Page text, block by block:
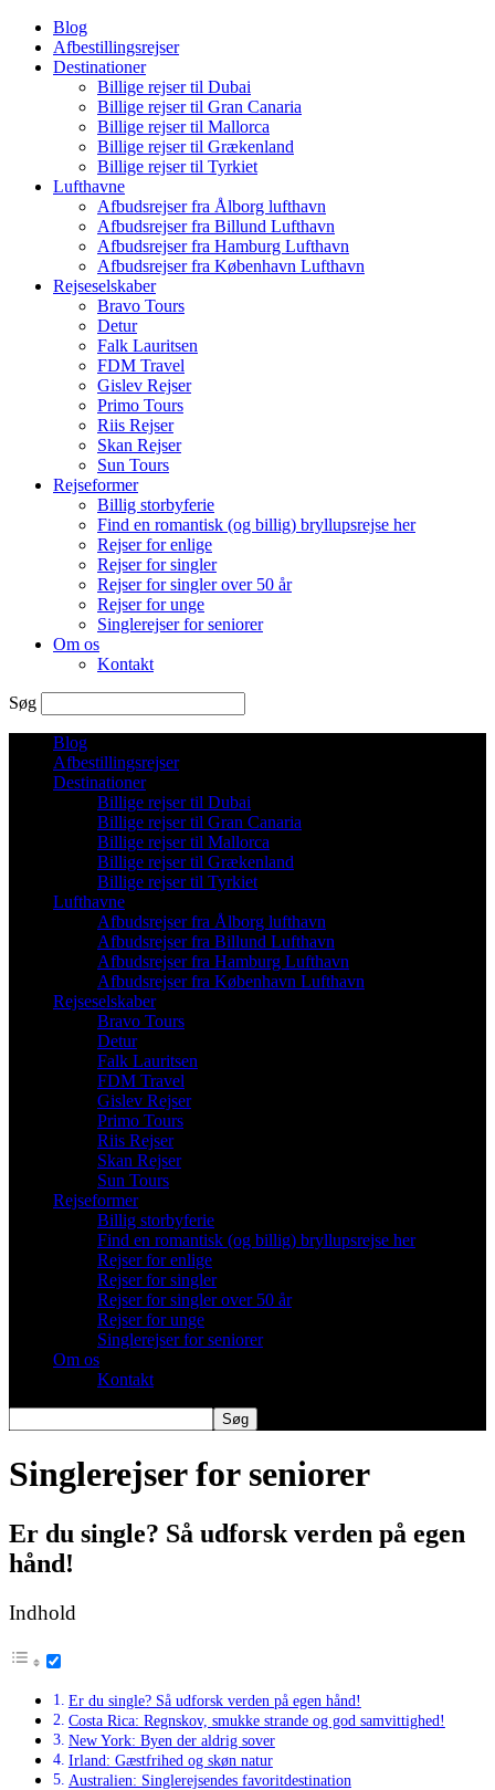
Blog
Afbestillingsrejser
Destinationer
Billige rejser til Dubai
Billige rejser til Gran Canaria
Billige rejser til Mallorca
Billige rejser til Grækenland
Billige rejser til Tyrkiet
Lufthavne
Afbudsrejser fra Ålborg lufthavn
Afbudsrejser fra Billund Lufthavn
Afbudsrejser fra Hamburg Lufthavn
Afbudsrejser fra København Lufthavn
Rejseselskaber
Bravo Tours
Detur
Falk Lauritsen
FDM Travel
Gislev Rejser
Primo Tours
Riis Rejser
Skan Rejser
Sun Tours
Rejseformer
Billig storbyferie
Find en romantisk (og billig) bryllupsrejse her
Rejser for enlige
Rejser for singler
Rejser for singler over 50 år
Rejser for unge
Singlerejser for seniorer
Om os
Kontakt
Søg
Blog
Afbestillingsrejser
Destinationer
Billige rejser til Dubai
Billige rejser til Gran Canaria
Billige rejser til Mallorca
Billige rejser til Grækenland
Billige rejser til Tyrkiet
Lufthavne
Afbudsrejser fra Ålborg lufthavn
Afbudsrejser fra Billund Lufthavn
Afbudsrejser fra Hamburg Lufthavn
Afbudsrejser fra København Lufthavn
Rejseselskaber
Bravo Tours
Detur
Falk Lauritsen
FDM Travel
Gislev Rejser
Primo Tours
Riis Rejser
Skan Rejser
Sun Tours
Rejseformer
Billig storbyferie
Find en romantisk (og billig) bryllupsrejse her
Rejser for enlige
Rejser for singler
Rejser for singler over 50 år
Rejser for unge
Singlerejser for seniorer
Om os
Kontakt
Singlerejser for seniorer
Er du single? Så udforsk verden på egen
hånd!
Indhold
Er du single? Så udforsk verden på egen hånd!
Costa Rica: Regnskov, smukke strande og god samvittighed!
New York: Byen der aldrig sover
Irland: Gæstfrihed og skøn natur
Australien: Singlerejsendes favoritdestination